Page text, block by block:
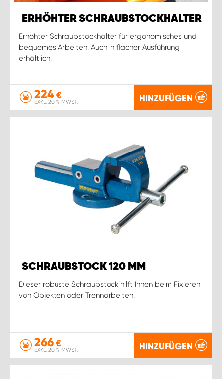
ERHÖHTER SCHRAUBSTOCKHALTER
Erhöhter Schraubstockhalter für ergonomisches und
bequemes Arbeiten. Auch in flacher Ausführung
erhältlich.
224 €
EXKL. 20 % MWST. HINZUFÜGEN
SCHRAUBSTOCK 120 MM
Dieser robuste Schraubstock hilft Ihnen beim Fixieren
von Objekten oder Trennarbeiten.
266 €
EXKL. 20 % MWST. HINZUFÜGEN